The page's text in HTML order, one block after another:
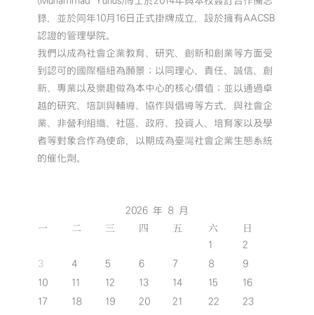
錄，並於同年10月16日正式掛牌成立，設於擁有AACSB
認證的管理學院。
我們以成為社會企業教育、研究、創新和創業等方面受
到認可的國際樞紐為願景；以同理心、責任、誠信、創
新、專業以及樂趣做為本中心的核心價值；並以通過卓
越的研究、培訓與輔導、協作與倡導等方式，與社會企
業、非營利組織、社區、政府、投資人、培育家以及學
者等對象合作為使命，以期成為臺灣社會企業生態系統
的催化劑。
2026 年 8 月
一 二 三 四 五 六 日
1
2
3
4 5 6 7 8
9
10
11 12 13 14 15
16
17
18 19 20 21 22
23